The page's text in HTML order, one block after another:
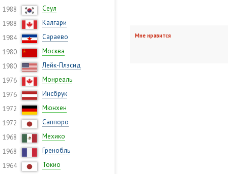
1988
Сеул
1988
Калгари
1984
Сараево
1980
Москва
1980
Лейк-Плэсид
1976
Монреаль
1976
Инсбрук
1972
Мюнхен
1972
Саппоро
1968
Мехико
1968
Гренобль
1964
Токио
Мне нравится